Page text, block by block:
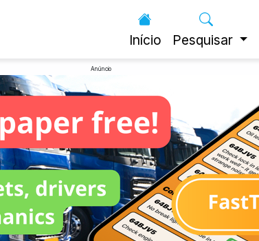
Início Pesquisar
Anúncio